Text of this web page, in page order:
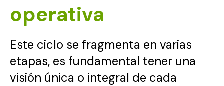
operativa
Este ciclo se fragmenta en varias
etapas, es fundamental tener una
visión única o integral de cada